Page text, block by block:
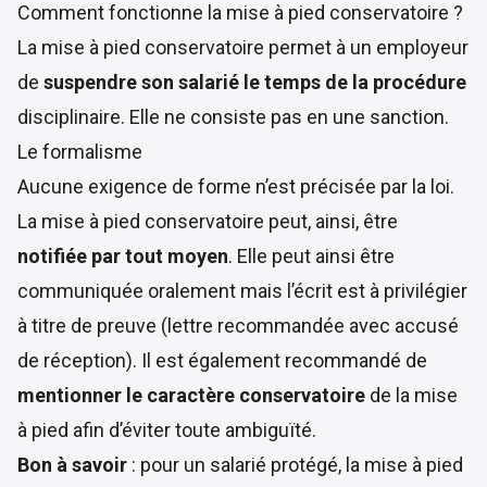
Comment fonctionne la mise à pied conservatoire ?
La mise à pied conservatoire permet à un employeur
de suspendre son salarié le temps de la procédure
disciplinaire. Elle ne consiste pas en une sanction.
Le formalisme
Aucune exigence de forme n’est précisée par la loi.
La mise à pied conservatoire peut, ainsi, être
notifiée par tout moyen. Elle peut ainsi être
communiquée oralement mais l’écrit est à privilégier
à titre de preuve (lettre recommandée avec accusé
de réception). Il est également recommandé de
mentionner le caractère conservatoire de la mise
à pied afin d’éviter toute ambiguïté.
Bon à savoir : pour un salarié protégé, la mise à pied